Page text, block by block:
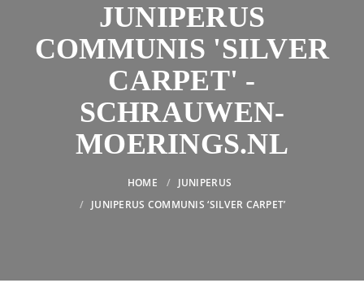
JUNIPERUS
COMMUNIS 'SILVER
CARPET' -
SCHRAUWEN-
MOERINGS.NL
HOME
JUNIPERUS
JUNIPERUS COMMUNIS ‘SILVER CARPET’